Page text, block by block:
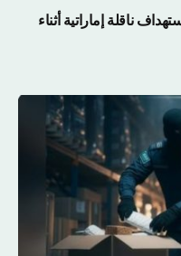
ناقلة إماراتية أثناء